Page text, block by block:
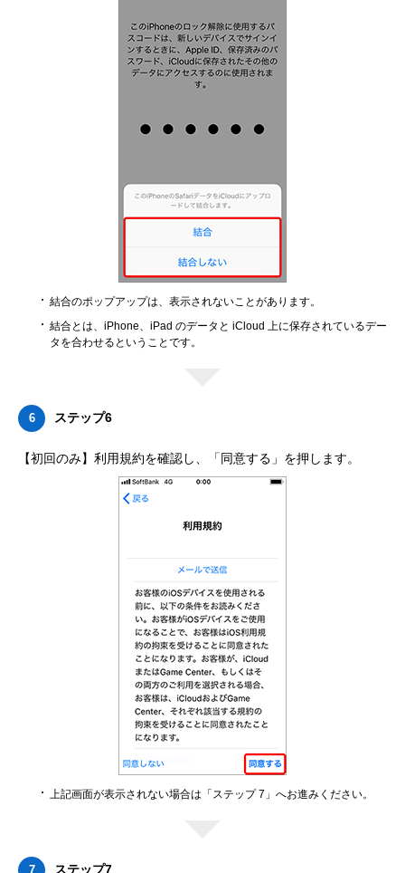
結合のポップアップは、表示されないことがあります。
結合とは、iPhone、iPad のデータと iCloud 上に保存されているデー
タを合わせるということです。
6 ステップ6
【初回のみ】利用規約を確認し、「同意する」を押します。
上記画面が表示されない場合は「ステップ 7」へお進みください。
7 ステップ7